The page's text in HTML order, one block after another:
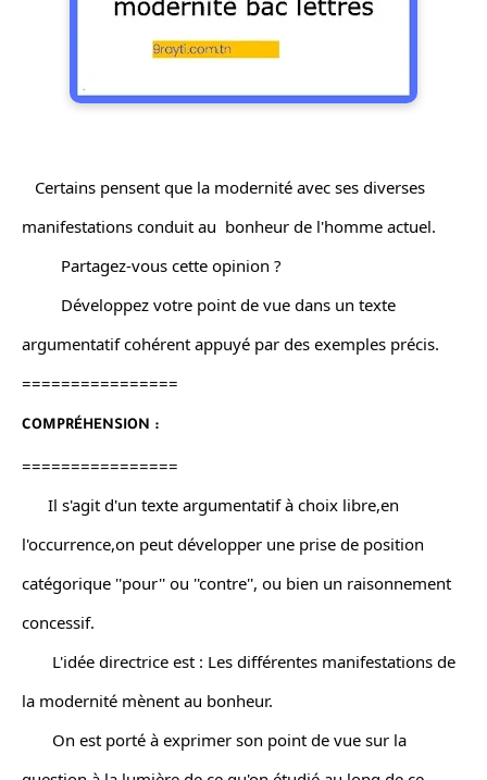
manifestations conduit au  bonheur de l'homme actuel.
         Partagez-vous cette opinion ?
argumentatif cohérent appuyé par des exemples précis.
================
COMPRÉHENSION :
================
l'occurrence,on peut développer une prise de position
catégorique ''pour'' ou ''contre'', ou bien un raisonnement
concessif.
la modernité mènent au bonheur.